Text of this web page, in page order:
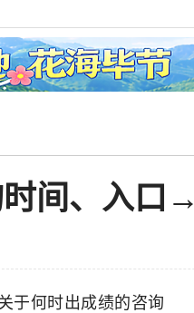
时间、入口→
于何时出成绩的咨询